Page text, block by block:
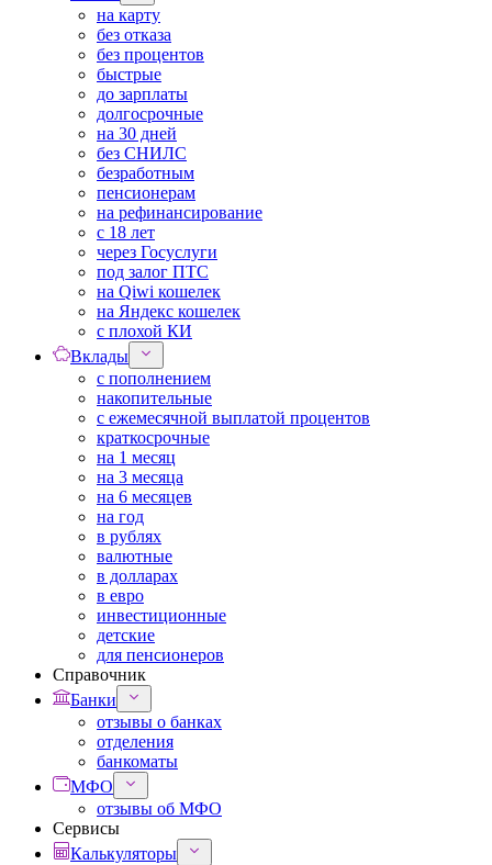
на карту
без отказа
без процентов
быстрые
до зарплаты
долгосрочные
на 30 дней
без СНИЛС
безработным
пенсионерам
на рефинансирование
с 18 лет
через Госуслуги
под залог ПТС
на Qiwi кошелек
на Яндекс кошелек
с плохой КИ
Вклады
с пополнением
накопительные
с ежемесячной выплатой процентов
краткосрочные
на 1 месяц
на 3 месяца
на 6 месяцев
на год
в рублях
валютные
в долларах
в евро
инвестиционные
детские
для пенсионеров
Справочник
Банки
отзывы о банках
отделения
банкоматы
МФО
отзывы об МФО
Сервисы
Калькуляторы